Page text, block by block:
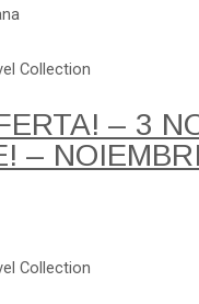
Collection
– 3
–
Collection